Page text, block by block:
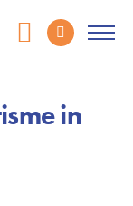
in